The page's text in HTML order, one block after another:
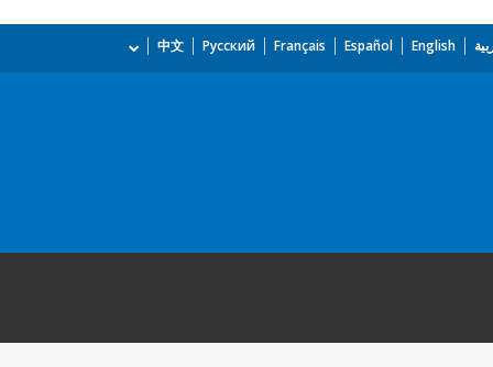
English
Español
Français
Русский
中文